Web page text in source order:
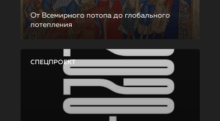
От Всемирного потопа до глобального
потепления
СПЕЦПРОЕКТ